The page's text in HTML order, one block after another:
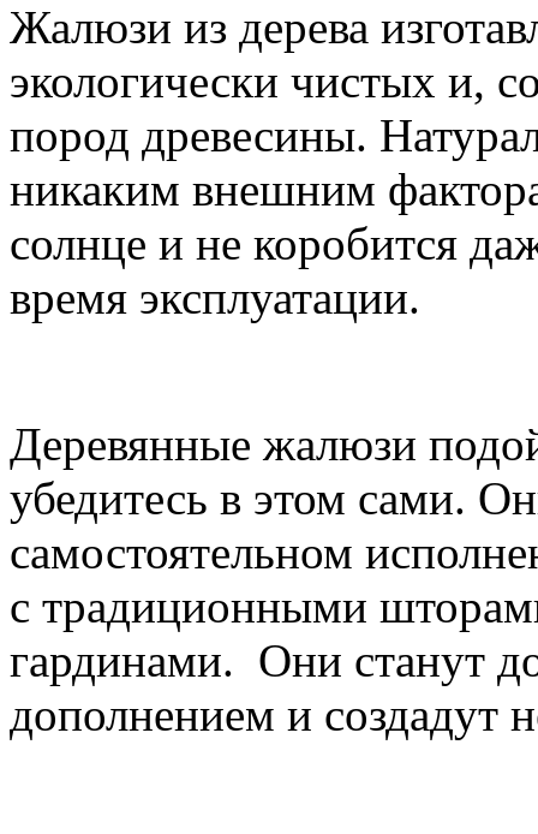
Жалюзи из дерева
экологически чистых и,
пород древесины.
никаким внешним
солнце и не коробится
время эксплуатации.
Деревянные жалюзи
убедитесь в этом сами.
самостоятельном
с традиционными
гардинами. Они станут
дополнением и создадут